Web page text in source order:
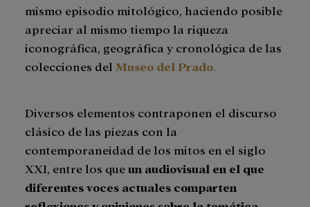
mismo episodio mitológico, haciendo posible
apreciar al mismo tiempo la riqueza
iconográfica, geográfica y cronológica de las
colecciones del Museo del Prado.
Diversos elementos contraponen el discurso
clásico de las piezas con la
contemporaneidad de los mitos en el siglo
XXI, entre los queun audiovisual en el que
diferentes voces actuales comparten